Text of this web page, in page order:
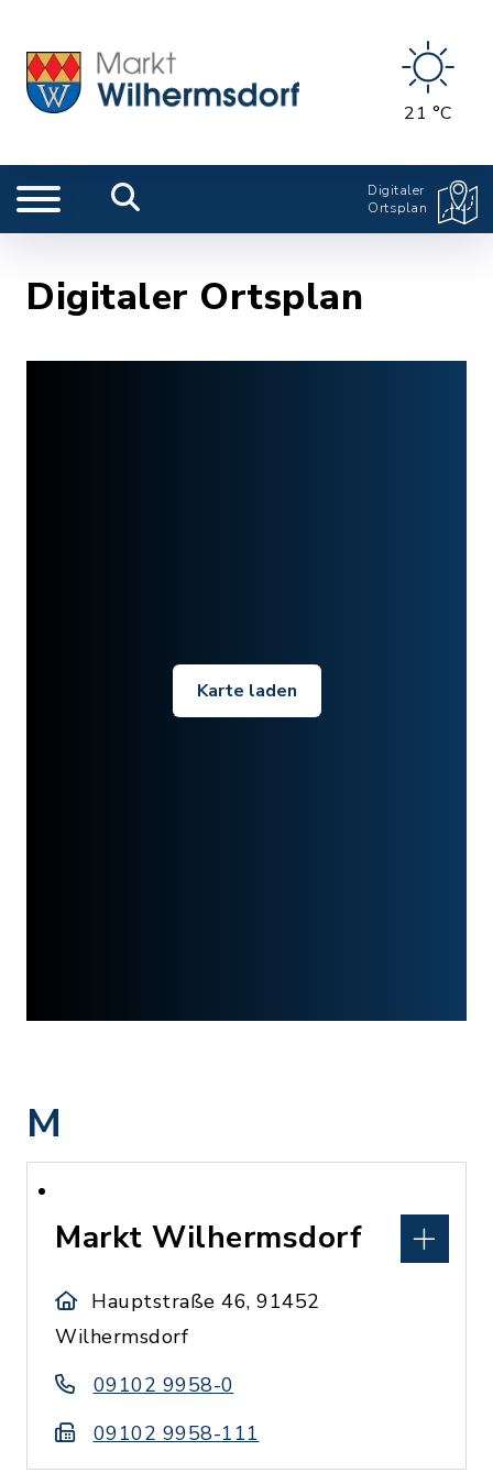
21 °C
Digitaler
Ortsplan
Digitaler Ortsplan
Karte laden
M
Markt Wilhermsdorf
Hauptstraße 46, 91452
Wilhermsdorf
09102 9958-0
09102 9958-111